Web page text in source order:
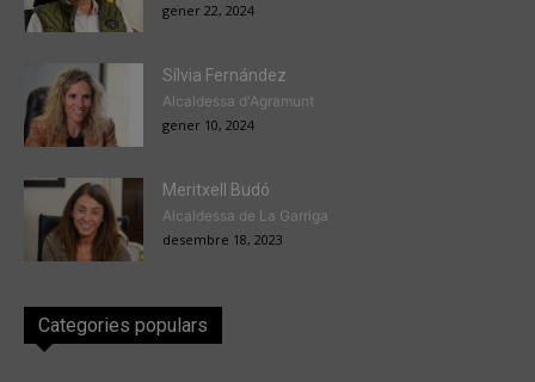
gener 22, 2024
Sílvia Fernández
Alcaldessa d'Agramunt
gener 10, 2024
Meritxell Budó
Alcaldessa de La Garriga
desembre 18, 2023
Categories populars